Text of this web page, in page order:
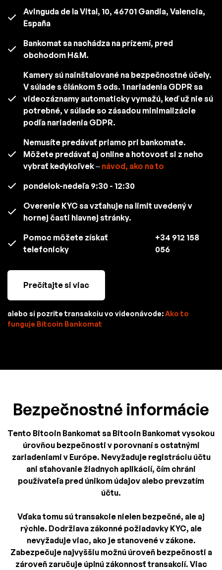
Avinguda de la Vital, 10, 46701 Gandia, Valencia,
España
Bankomat sa nachádza na prízemí, pred
obchodom H&M.
Kamery sú nainštalované na bezpečnostné účely.
V súlade s článkom 5 ods. 1 nariadenia GDPR sa
videozáznamy automaticky vymažú, keď už nie sú
potrebné, v súlade so zásadou minimalizácie
podľa nariadenia GDPR.
Nemusíte predávať priamo pri bankomate.
Môžete predávať aj online a hotovosť si z neho
vybrať kedykoľvek – návod, ako na to
pondelok-nedeľa 9:30 - 12:30
Overenie KYC sa vzťahuje na limit uvedený v
hornej časti hlavnej stránky.
Pomoc môžete získať
telefonicky
+34 912 158
056
Prečítajte si viac
alebo si pozrite transakciu vo videonávode:Ako to
funguje Bitcoin Bankomat
Bezpečnostné informácie
Tento Bitcoin Bankomat sa Bitcoin Bankomat vysokou
úrovňou bezpečnosti v porovnaní s ostatnými
zariadeniami v Európe. Nevyžaduje registráciu účtu
ani sťahovanie žiadnych aplikácií, čím chráni
používateľa pred únikom údajov alebo prevzatím
účtu.
Vďaka tomu sú transakcie nielen bezpečné, ale aj
rýchle. Dodržiava zákonné požiadavky KYC, ale
nevyžaduje viac, ako je stanovené v zákone.
Zabezpečuje najvyššiu možnú úroveň bezpečnosti a
zároveň zaručuje úplnú zákonnosť transakcií. Viac